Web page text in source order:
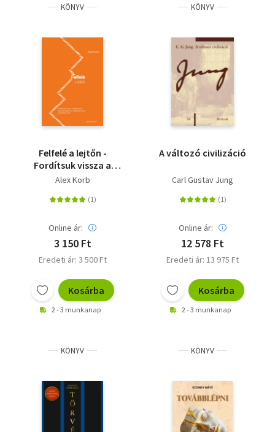
KÖNYV
Felfelé a lejtőn -
Fordítsuk vissza a
depressziót lépésről
idegtudomány
Alex Korb
Online ár:
3 150 Ft
Eredeti ár: 3 500 Ft
Kosárba
2 - 3 munkanap
KÖNYV
A változó civilizáció
Carl Gustav Jung
Online ár:
12 578 Ft
Eredeti ár: 13 975 Ft
Kosárba
2 - 3 munkanap
KÖNYV KÖNYV